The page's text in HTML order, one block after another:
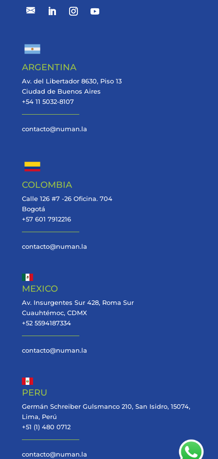
ARGENTINA
Av. del Libertador 8630, Piso 13
Ciudad de Buenos Aires
+54 11 5032-8107
contacto@numan.la
COLOMBIA
Calle 126 #7 -26 Oficina. 704
Bogotá
+57 601 7912216
contacto@numan.la
MEXICO
Av. Insurgentes Sur 428, Roma Sur
Cuauhtémoc, CDMX
+52 5594187334
contacto@numan.la
PERU
Germán Schreiber Gulsmanco 210, San Isidro, 15074,
Lima, Perú
+51 (1) 480 0712
contacto@numan.la